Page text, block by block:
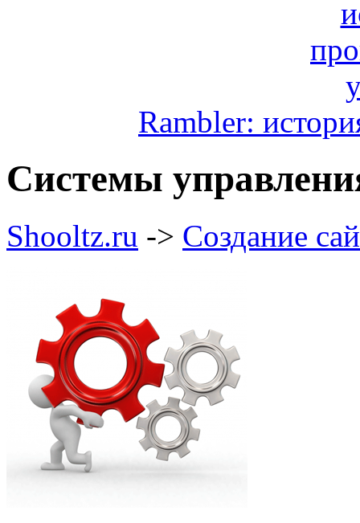
Rambler:
Cистемы
Shooltz.ru -> Создание